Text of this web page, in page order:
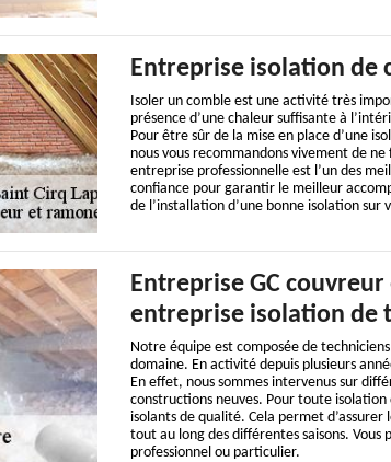
Entreprise isolation de
Isoler un comble est une activité très
présence d’une chaleur suffisante à
Pour être sûr de la mise en place d’une
nous vous recommandons vivement de
entreprise professionnelle est l’un des
confiance pour garantir le meilleur
de l’installation d’une bonne isolation sur
Entreprise GC
entreprise isolation de
Notre équipe est composée de
domaine. En activité depuis plusieurs
En effet, nous sommes intervenus sur
constructions neuves. Pour toute isolation
isolants de qualité. Cela permet
tout au long des différentes saisons. Vous
professionnel ou particulier.